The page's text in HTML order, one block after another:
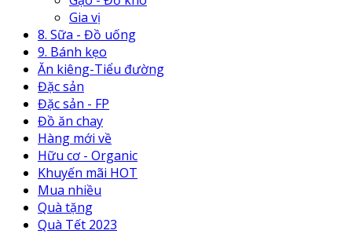
Gia vị
8. Sữa - Đồ uống
9. Bánh kẹo
Ăn kiêng-Tiểu đường
Đặc sản
Đặc sản - FP
Đồ ăn chay
Hàng mới về
Hữu cơ - Organic
Khuyến mãi HOT
Mua nhiều
Quà tặng
Quà Tết 2023